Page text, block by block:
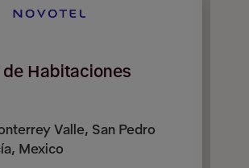
Habitaciones
Valle, San Pedro
Mexico